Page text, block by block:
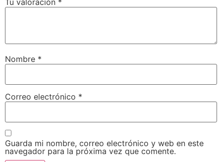
Nombre *
Correo electrónico *
Guarda mi nombre, correo electrónico y web en este
navegador para la próxima vez que comente.